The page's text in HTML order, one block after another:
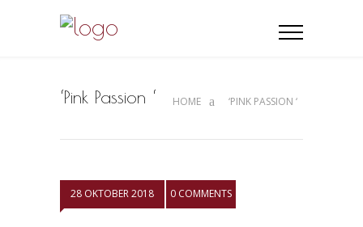
‘Pink Passion ‘ HOME ‘PINK PASSION ‘
28 OKTOBER 2018 0 COMMENTS